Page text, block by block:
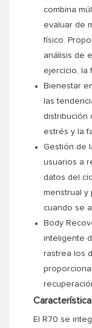
combina
evaluar de
físico.
análisis de
ejercicio, la
Bienestar
las
distribución
estrés y la
Gestión de
usuarios a
datos del
menstrual y
cuando se
Body
inteligente
rastrea los
El R70 se